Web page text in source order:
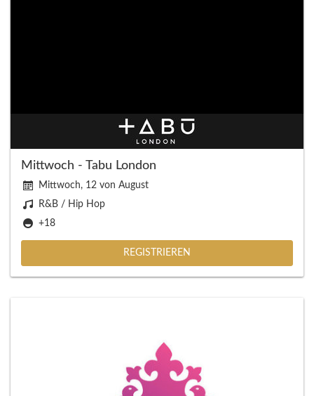
Mittwoch - Tabu London
Mittwoch, 12 von August
R&B / Hip Hop
+18
REGISTRIEREN